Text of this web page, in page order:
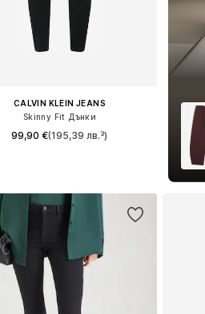
CALVIN KLEIN JEANS
Skinny Fit Дънки
99,90 €(195,39 лв.³)